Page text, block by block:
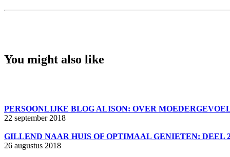
You might also like
PERSOONLIJKE BLOG ALISON: OVER
22 september 2018
GILLEND NAAR HUIS OF OPTIMAAL GENIETEN: DEEL
26 augustus 2018